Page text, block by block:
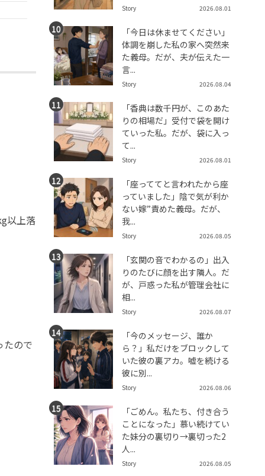
以上落
たので
Story 2026.08.01
「今日は休ませてください」
体調を崩した私の家へ突然来
た義母。だが、夫が伝えた一
言...
Story 2026.08.04
「香典は数千円が、このあた
りの相場だ」受付で袋を開け
ていった私。だが、袋に入っ
て...
Story 2026.08.01
「座っててと言われたから座
っていました」陰で気が利か
ない嫁”責めた義母。だが、
我...
Story 2026.08.05
「玄関の音でわかるの」出入
りのたびに顔を出す隣人。だ
が、戸惑った私が管理会社に
相...
Story 2026.08.07
「今のメッセージ、誰か
ら？」私だけをブロックして
いた彼の裏アカ。嘘を続ける
彼に別...
Story 2026.08.06
「ごめん。私たち、付き合う
ことになった」慕い続けてい
た妹分の裏切り→裏切った2
人...
Story 2026.08.05